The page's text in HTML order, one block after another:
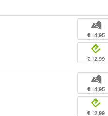
b
€ 14,95
e
€ 12,99
b
€ 14,95
e
€ 12,99